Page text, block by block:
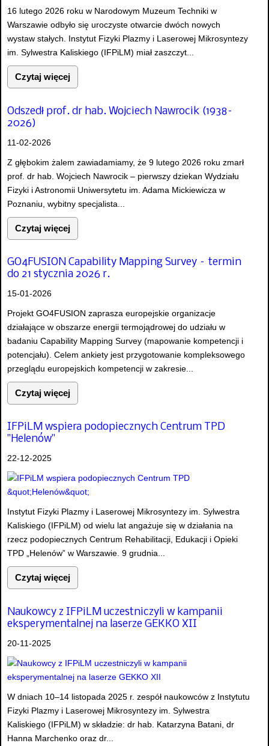
16 lutego 2026 roku w Narodowym Muzeum Techniki w
Warszawie odbyło się uroczyste otwarcie dwóch nowych
wystaw stałych. Instytut Fizyki Plazmy i Laserowej Mikrosyntezy
im. Sylwestra Kaliskiego (IFPiLM) miał zaszczyt...
Czytaj więcej
Odszedł prof. dr hab. Wojciech Nawrocik (1938–
2026)
11-02-2026
Z głębokim żalem zawiadamiamy, że 9 lutego 2026 roku zmarł
prof. dr hab. Wojciech Nawrocik – pierwszy dziekan Wydziału
Fizyki i Astronomii Uniwersytetu im. Adama Mickiewicza w
Poznaniu, wybitny specjalista...
Czytaj więcej
GO4FUSION Capability Mapping Survey – termin
do 21 stycznia 2026 r.
15-01-2026
Projekt GO4FUSION zaprasza europejskie organizacje
działające w obszarze energii termojądrowej do udziału w
badaniu Capability Mapping Survey (mapowanie kompetencji i
potencjału). Celem ankiety jest przygotowanie kompleksowego
przeglądu europejskich kompetencji w zakresie...
Czytaj więcej
IFPiLM wspiera podopiecznych Centrum TPD
"Helenów"
22-12-2025
Instytut Fizyki Plazmy i Laserowej Mikrosyntezy im. Sylwestra
Kaliskiego (IFPiLM) od wielu lat angażuje się w działania na
rzecz podopiecznych Centrum Rehabilitacji, Edukacji i Opieki
TPD „Helenów” w Warszawie. 9 grudnia...
Czytaj więcej
Naukowcy z IFPiLM uczestniczyli w kampanii
eksperymentalnej na laserze GEKKO XII
20-11-2025
W dniach 10–14 listopada 2025 r. zespół naukowców z Instytutu
Fizyki Plazmy i Laserowej Mikrosyntezy im. Sylwestra
Kaliskiego (IFPiLM) w składzie: dr hab. Katarzyna Batani, dr
Hanna Marchenko oraz dr...